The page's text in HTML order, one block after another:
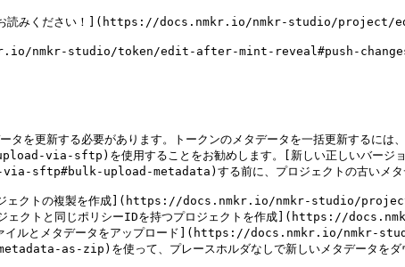
ちらをお読みください！](https://docs.nmkr.io/nmkr-studio/
nmkr-studio/token/edit-after-mint-reveal#push-
タを更新する必要があります。トークンのメタデータを一括更新するに
を使用することをお勧めします。[新しい正しいバージョン
upload-metadata)する前に、プロジェクトの古いメタデー
むプ[ロジェクトの複製を作成](https://docs.nmkr.io/nmkr-
ジェクトと同じポリシーIDを持つプロジェクトを作成](https://
メタデータをアップロード](https://docs.nmkr.io/nmkr-
zip)を使って、プレースホルダなしで新しいメタデータをダウ